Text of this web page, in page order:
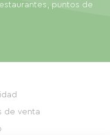
puntos de
de venta